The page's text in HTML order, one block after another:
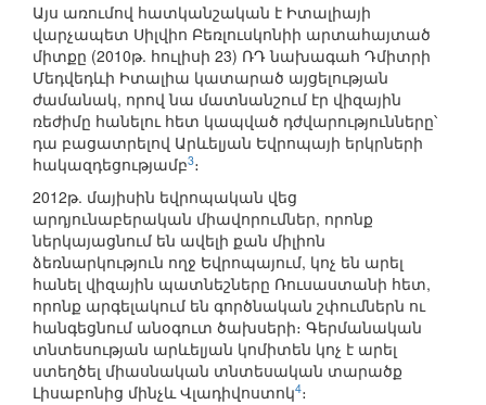
Այս առումով հատկանշական է Իտալիայի
վարչապետ Սիլվիո Բեռլուսկոնիի արտահայտած
միտքը (2010թ. հուլիսի 23) ՌԴ նախագահ Դմիտրի
Մեդվեդևի Իտալիա կատարած այցելության
ժամանակ, որով նա մատնանշում էր վիզային
ռեժիմը հանելու հետ կապված դժվարությունները՝
դա բացատրելով Արևելյան Եվրոպայի երկրների
հակազդեցությամբ3։
2012թ. մայիսին եվրոպական վեց
արդյունաբերական միավորումներ, որոնք
ներկայացնում են ավելի քան միլիոն
ձեռնարկություն ողջ Եվրոպայում, կոչ են արել
հանել վիզային պատնեշները Ռուսաստանի հետ,
որոնք արգելակում են գործնական շփումներն ու
հանգեցնում անօգուտ ծախսերի։ Գերմանական
տնտեսության արևելյան կոմիտեն կոչ է արել
ստեղծել միասնական տնտեսական տարածք
Լիսաբոնից մինչև Վլադիվոստոկ4։